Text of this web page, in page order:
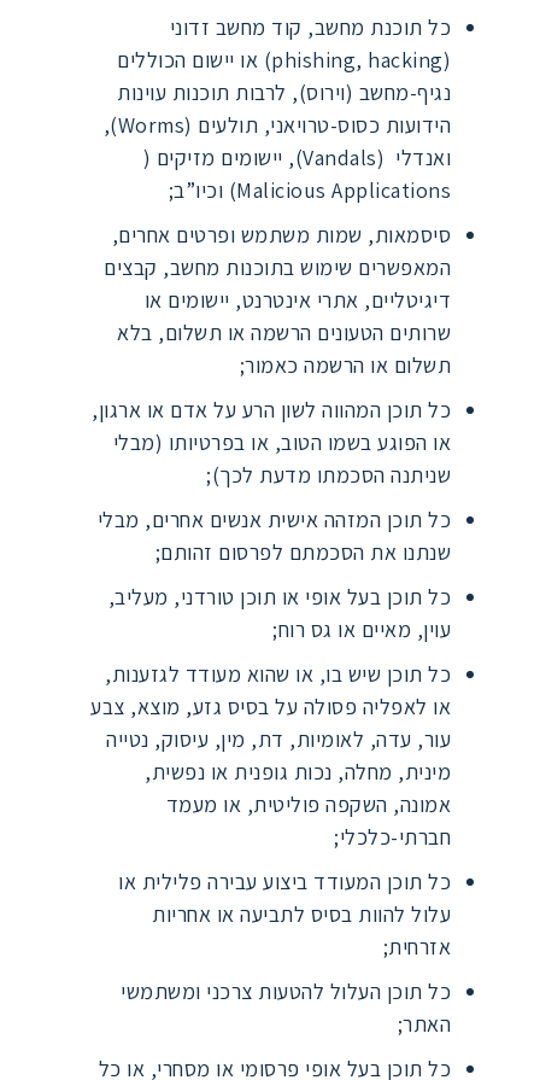
כל תוכנת מחשב, קוד מחשב זדוני
(phishing, hacking) או יישום הכוללים
נגיף-מחשב (וירוס), לרבות תוכנות עוינות
הידועות כסוס-טרויאני, תולעים (Worms),
ואנדלי (Vandals), יישומים מזיקים (
Malicious Applications) וכיו”ב;
סיסמאות, שמות משתמש ופרטים אחרים,
המאפשרים שימוש בתוכנות מחשב, קבצים
דיגיטליים, אתרי אינטרנט, יישומים או
שרותים הטעונים הרשמה או תשלום, בלא
תשלום או הרשמה כאמור;
כל תוכן המהווה לשון הרע על אדם או ארגון,
או הפוגע בשמו הטוב, או בפרטיותו (מבלי
שניתנה הסכמתו מדעת לכך);
כל תוכן המזהה אישית אנשים אחרים, מבלי
שנתנו את הסכמתם לפרסום זהותם;
כל תוכן בעל אופי או תוכן טורדני, מעליב,
עוין, מאיים או גס רוח;
כל תוכן שיש בו, או שהוא מעודד לגזענות,
או לאפליה פסולה על בסיס גזע, מוצא, צבע
עור, עדה, לאומיות, דת, מין, עיסוק, נטייה
מינית, מחלה, נכות גופנית או נפשית,
אמונה, השקפה פוליטית, או מעמד
חברתי-כלכלי;
כל תוכן המעודד ביצוע עבירה פלילית או
עלול להוות בסיס לתביעה או אחריות
אזרחית;
כל תוכן העלול להטעות צרכני ומשתמשי
האתר;
כל תוכן בעל אופי פרסומי או מסחרי, או כל